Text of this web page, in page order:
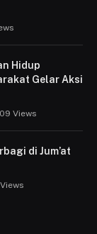
Hidup
Gelar Aksi
Views
di Jum’at
Views